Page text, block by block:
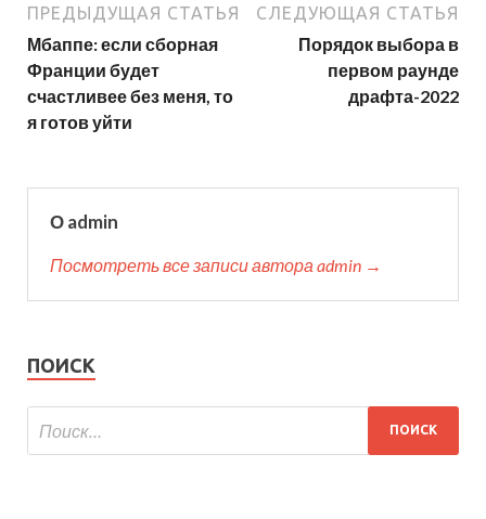
ПРЕДЫДУЩАЯ СТАТЬЯ
Мбаппе: если сборная
Франции будет
счастливее без меня, то
я готов уйти
СЛЕДУЮЩАЯ СТАТЬЯ
Порядок выбора в
первом раунде
драфта-2022
О admin
Посмотреть все записи автора admin →
ПОИСК